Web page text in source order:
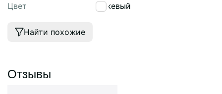
Цвет бежевый
Найти похожие
Отзывы